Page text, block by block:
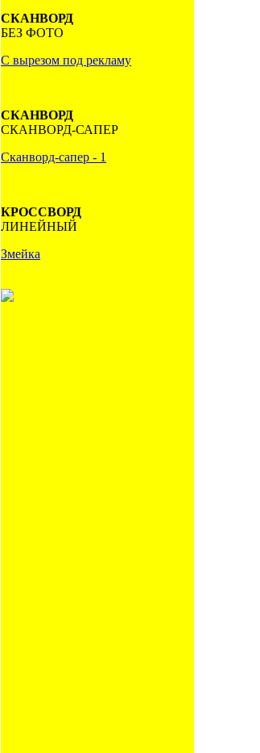
СКАНВОРД
БЕЗ ФОТО
С вырезом под рекламу
СКАНВОРД
СКАНВОРД-САПЕР
Сканворд-сапер - 1
КРОССВОРД
ЛИНЕЙНЫЙ
Змейка